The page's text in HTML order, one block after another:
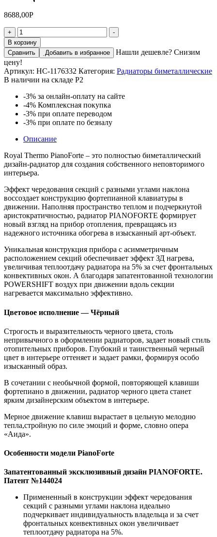
8688,00Р
+
Количество
товара
Радиатор
Royal
Thermo
PianoForte
500
Noir
Sable
-
6
секц.
-
В корзину
Сравнить
Добавить в избранное
Нашли дешевле? Снизим
цену!
Артикул: НС-1176332 Категория: Радиаторы биметаллические
В наличии на складе Р2
-3% за онлайн-оплату на сайте
-4% Комплексная покупка
-3% при оплате переводом
-3% при оплате по безналу
Описание
Royal Thermo PianoForte – это полностью биметаллический
дизайн-радиатор для создания собственного неповторимого
интерьера.
Эффект чередования секций с разными углами наклона
воссоздает конструкцию фортепианной клавиатуры в
движении. Наполняя пространство теплом и подчеркнутой
аристократичностью, радиатор PIANOFORTE формирует
новый взгляд на прибор отопления, превращаясь из
надежного источника обогрева в изысканный арт-объект.
Уникальная конструкция прибора с асимметричным
расположением секций обеспечивает эффект ЗД нагрева,
увеличивая теплоотдачу радиатора на 5% за счет фронтальных
конвективных окон. А благодаря запатентованной технологии
POWERSHIFT воздух при движении вдоль секции
нагревается максимально эффективно.
Цветовое исполнение — Чёрный
Строгость и выразительность черного цвета, столь
непривычного в оформлении радиаторов, задает новый стиль
отопительных приборов. Глубокий и таинственный черный
цвет в интерьере оттеняет и задает рамки, формируя особо
изысканный образ.
В сочетании с необычной формой, повторяющей клавиши
фортепиано в движении, радиатор черного цвета станет
ярким дизайнерским объектом в интерьере.
Мерное движение клавиш вырастает в цельную мелодию
тепла,стройную по силе эмоций и форме, словно опера
«Аида».
Особенности модели PianoForte
Запатентованный эксклюзивный дизайн PIANOFORTE.
Патент №144024
Примененный в конструкции эффект чередования
секций с разными углами наклона идеально
подчеркивает индивидуальность владельца и за счет
фронтальных конвективных окон увеличивает
теплоотдачу радиатора на 5%.